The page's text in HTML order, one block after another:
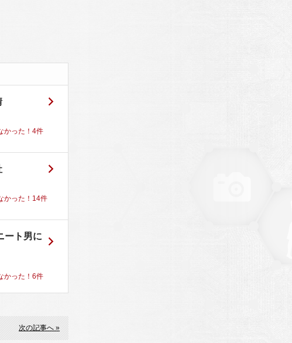
かった！ 4件
かった！ 14件
ート男に
かった！ 6件
次の記事へ »